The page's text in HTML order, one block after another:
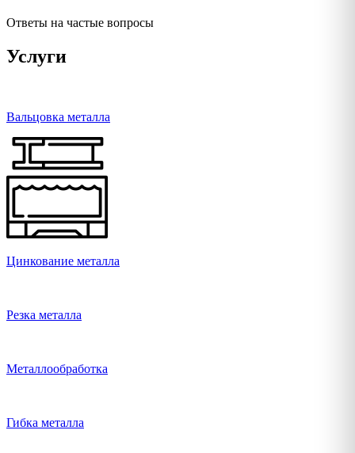
Ответы на частые вопросы
Услуги
Вальцовка металла
Цинкование металла
Резка металла
Металлообработка
Гибка металла